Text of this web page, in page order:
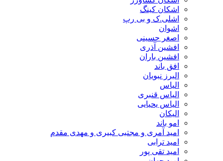
اشکان کینگ
اشلی.ک و بی رپ
اشوان
اصغر حسینی
افشین آذری
افشین باران
افق باند
البرز نبویان
الیاس
الیاس قنبرى
الیاس یحیایی
الیکان
امو باند
امید آمری و مجتبی کبیری و مهدى مقدم
امید ترابی
امید تقی پور